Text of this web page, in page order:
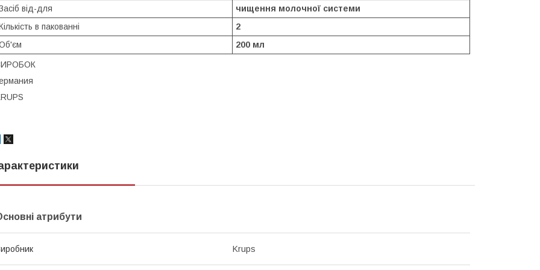
від-для
чищення молочної системи
в пакованні
2
200 мл
атрибути
Krups